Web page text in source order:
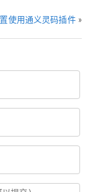
使用通义灵码插件»